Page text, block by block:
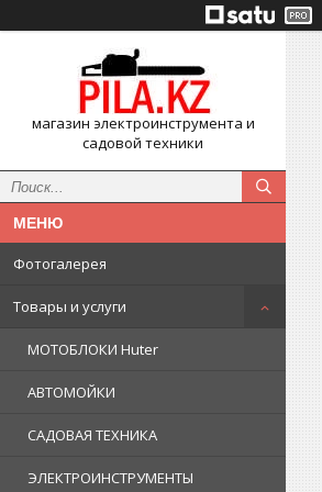
магазин электроинструмента и
садовой техники
Фотогалерея
Товары и услуги
МОТОБЛОКИ Huter
АВТОМОЙКИ
САДОВАЯ ТЕХНИКА
ЭЛЕКТРОИНСТРУМЕНТЫ